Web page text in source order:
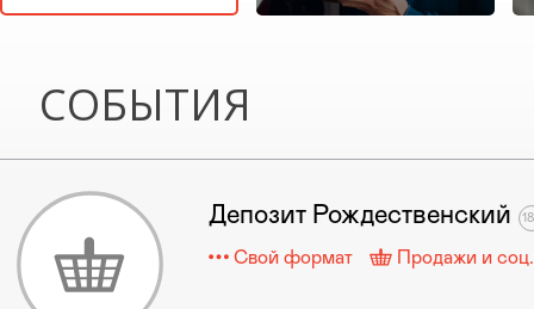
СОБЫТИЯ
Депозит Рождественский
Свой формат Продажи и соц.